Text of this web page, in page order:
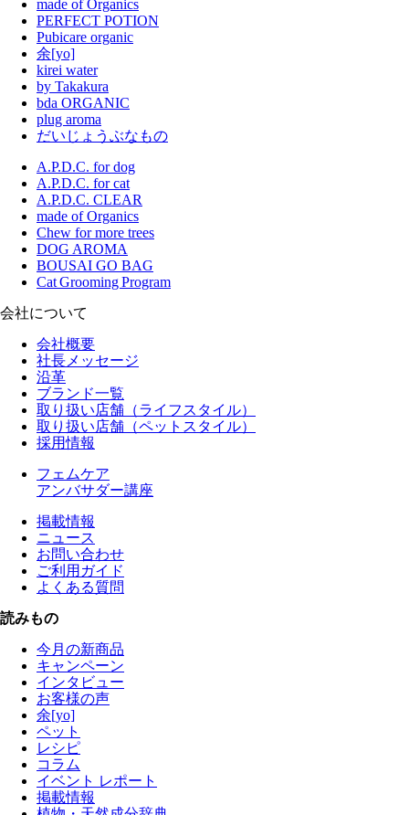
made of Organics
PERFECT POTION
Pubicare organic
余[yo]
kirei water
by Takakura
bda ORGANIC
plug aroma
だいじょうぶなもの
A.P.D.C. for dog
A.P.D.C. for cat
A.P.D.C. CLEAR
made of Organics
Chew for more trees
DOG AROMA
BOUSAI GO BAG
Cat Grooming Program
会社について
会社概要
社長メッセージ
沿革
ブランド一覧
取り扱い店舗（ライフスタイル）
取り扱い店舗（ペットスタイル）
採用情報
フェムケア
アンバサダー講座
掲載情報
ニュース
お問い合わせ
ご利用ガイド
よくある質問
読みもの
今月の新商品
キャンペーン
インタビュー
お客様の声
余[yo]
ペット
レシピ
コラム
イベント レポート
掲載情報